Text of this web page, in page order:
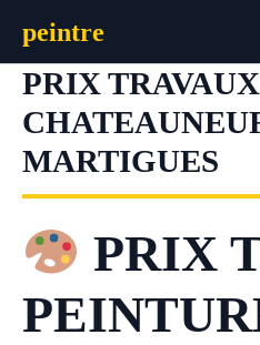
contenu
peintre
PRIX
MARTIGUES
PRIX